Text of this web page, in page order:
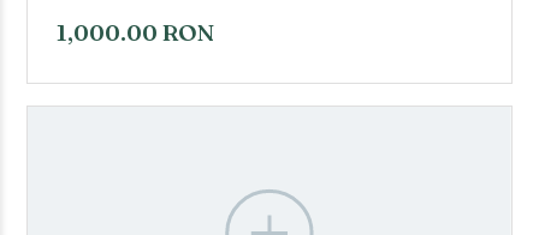
ulterior, misoprostol pentru eliminarea sarcinii. Se
eliminării complete.
1,000.00 RON